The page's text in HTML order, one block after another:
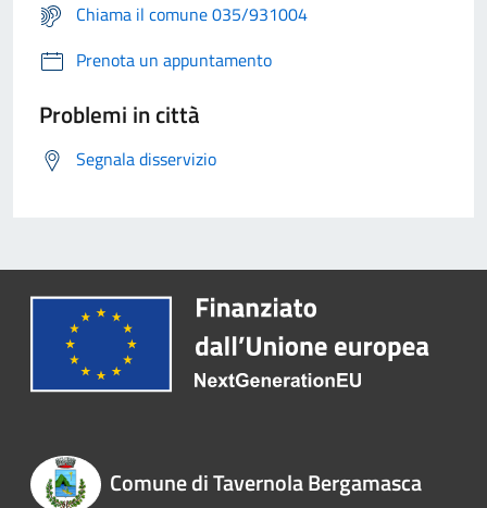
Chiama il comune 035/931004
Prenota un appuntamento
Problemi in città
Segnala disservizio
Comune di Tavernola Bergamasca